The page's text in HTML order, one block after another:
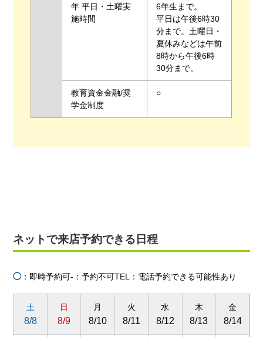
年 平日・土曜実
施時間
6年生まで。
平日は午後6時30
分まで。土曜日・
夏休みなどは午前
8時から午後6時
30分まで。
教育資金金融/奨
学金制度
○
ネットで来店予約できる日程
◯：即時予約可-：予約不可TEL：電話予約できる可能性あり
土
8/8
日
8/9
月
8/10
火
8/11
水
8/12
木
8/13
金
8/14